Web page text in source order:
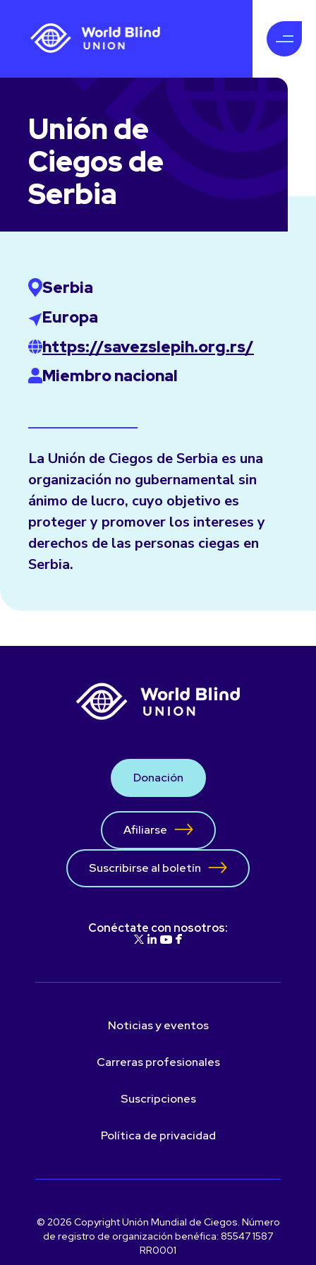
Unión de
Ciegos de
Serbia
Serbia
Europa
https://savezslepih.org.rs/
Miembro nacional
La Unión de Ciegos de Serbia es una
organización no gubernamental sin
ánimo de lucro, cuyo objetivo es
proteger y promover los intereses y
derechos de las personas ciegas en
Serbia.
Donación
Afiliarse
Suscribirse al boletín
Conéctate con nosotros:
Noticias y eventos
Carreras profesionales
Suscripciones
Política de privacidad
© 2026 Copyright Unión Mundial de Ciegos. Número
de registro de organización benéfica: 85547 1587
RR0001